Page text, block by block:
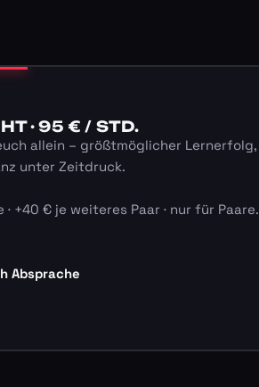
· 95 € / STD.
allein – größtmöglicher Lernerfolg,
unter Zeitdruck.
+40 € je weiteres Paar · nur für Paare.
Absprache